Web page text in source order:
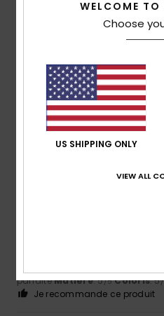
5
18 mars 2026
Article soldé à 70%
Confort: 5/5 Rapport qualité /
parfaiteMatière: 5/5 Coloris
Je recommande ce produit
5
parfaiteMatière: 5/5 Coloris: 5
Je recommande ce produit
WELCOME TO
Choose
US SHIPPING ONLY
VIEW ALL